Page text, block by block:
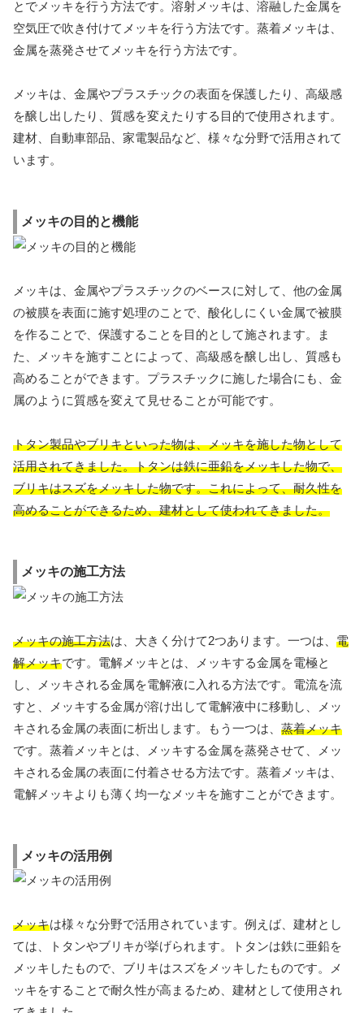
とでメッキを行う方法です。溶射メッキは、溶融した金属を
空気圧で吹き付けてメッキを行う方法です。蒸着メッキは、
金属を蒸発させてメッキを行う方法です。
メッキは、金属やプラスチックの表面を保護したり、高級感
を醸し出したり、質感を変えたりする目的で使用されます。
建材、自動車部品、家電製品など、様々な分野で活用されて
います。
メッキの目的と機能
メッキは、金属やプラスチックのベースに対して、他の金属
の被膜を表面に施す処理のことで、酸化しにくい金属で被膜
を作ることで、保護することを目的として施されます。ま
た、メッキを施すことによって、高級感を醸し出し、質感も
高めることができます。プラスチックに施した場合にも、金
属のように質感を変えて見せることが可能です。
トタン製品やブリキといった物は、メッキを施した物として
活用されてきました。トタンは鉄に亜鉛をメッキした物で、
ブリキはスズをメッキした物です。これによって、耐久性を
高めることができるため、建材として使われてきました。
メッキの施工方法
メッキの施工方法は、大きく分けて2つあります。一つは、 電
解メッキです。電解メッキとは、メッキする金属を電極と
し、メッキされる金属を電解液に入れる方法です。電流を流
すと、メッキする金属が溶け出して電解液中に移動し、メッ
キされる金属の表面に析出します。もう一つは、 蒸着メッキ
です。蒸着メッキとは、メッキする金属を蒸発させて、メッ
キされる金属の表面に付着させる方法です。蒸着メッキは、
電解メッキよりも薄く均一なメッキを施すことができます。
メッキの活用例
メッキは様々な分野で活用されています。例えば、建材とし
ては、トタンやブリキが挙げられます。トタンは鉄に亜鉛を
メッキしたもので、ブリキはスズをメッキしたものです。メ
ッキをすることで耐久性が高まるため、建材として使用され